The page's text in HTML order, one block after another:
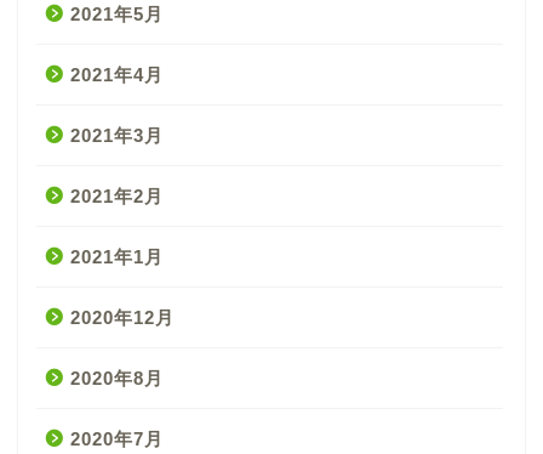
2021年5月
2021年4月
2021年3月
2021年2月
2021年1月
2020年12月
2020年8月
2020年7月